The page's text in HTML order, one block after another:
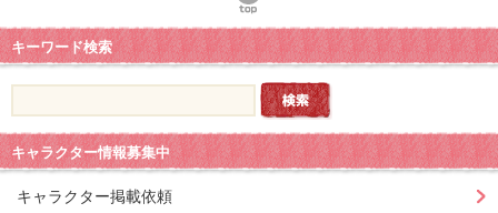
キーワード検索
キャラクター情報募集中
キャラクター掲載依頼